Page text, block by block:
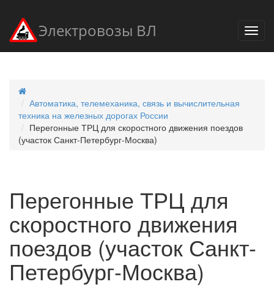
Электровозы ВЛ
Автоматика, телемеханика, связь и вычислительная
техника на железных дорогах России
Перегонные ТРЦ для скоростного движения поездов
(участок Санкт-Петербург-Москва)
Перегонные ТРЦ для
скоростного движения
поездов (участок Санкт-
Петербург-Москва)